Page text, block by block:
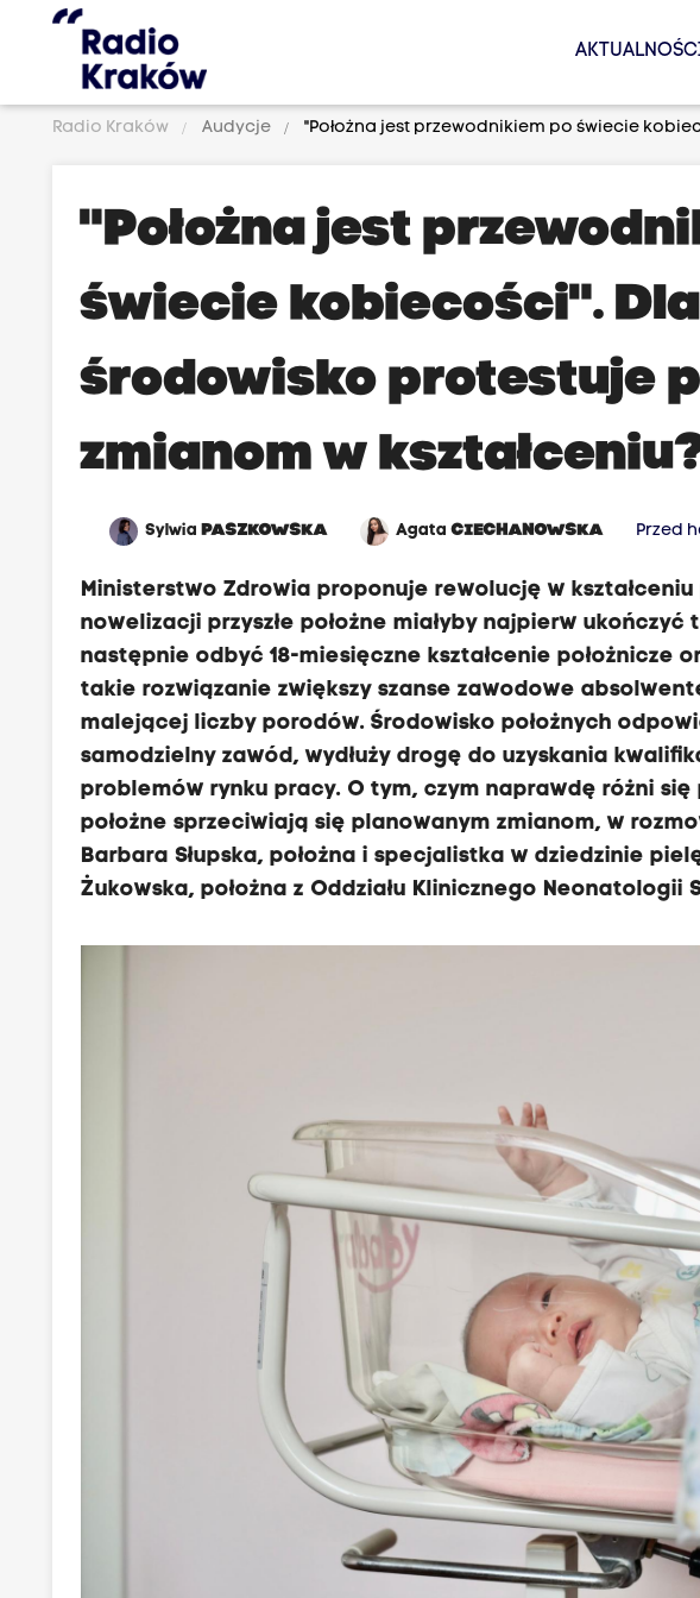
Radio Kraków Audycje "Położna jest przewodnikiem po świecie
"Położna jest
świecie kobiecości".
środowisko protestuje
zmianom w
SylwiaPASZKOWSKA AgataCIECHANOWSKA Przed
Ministerstwo Zdrowia proponuje rewolucję w
nowelizacji przyszłe położne miałyby najpierw
następnie odbyć 18-miesięczne kształcenie położnicze
takie rozwiązanie zwiększy szanse zawodowe
malejącej liczby porodów. Środowisko położnych
samodzielny zawód, wydłuży drogę do uzyskania
problemów rynku pracy. O tym, czym naprawdę różni
położne sprzeciwiają się planowanym zmianom, w
Barbara Słupska, położna i specjalistka w dziedzinie
Żukowska, położna z Oddziału Klinicznego